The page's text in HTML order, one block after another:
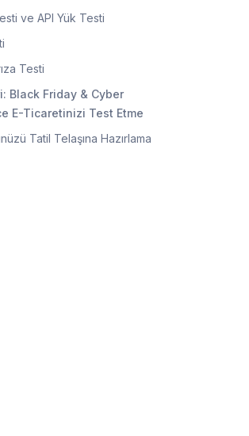
ve API Yük Testi
Testi
Black Friday & Cyber
E-Ticaretinizi Test Etme
Tatil Telaşına Hazırlama